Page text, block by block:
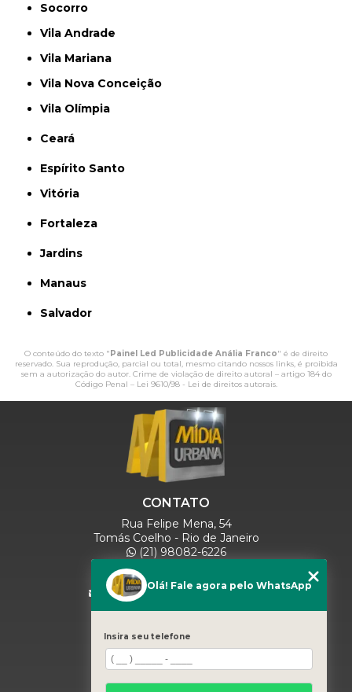
Socorro
Vila Andrade
Vila Mariana
Vila Nova Conceição
Vila Olímpia
Ceará
Espírito Santo
Vitória
Fortaleza
Jardins
Manaus
Salvador
O conteúdo do texto " Painel Led Publicidade Anália Franco" é de direito
reservado. Sua reprodução, parcial ou total, mesmo citando nossos links, é proibida
sem a autorização do autor. Crime de violação de direito autoral – artigo 184 do
Código Penal – Lei 9610/98 - Lei de direitos autorais.
CONTATO
Rua Felipe Mena, 54
Tomás Coelho - Rio de Janeiro
(21) 98082-6226
(21) 97280-9600
(11) 93071-5918
comercialmidiaurbana@gmail.com
Olá! Fale agora pelo WhatsApp
Insira seu telefone